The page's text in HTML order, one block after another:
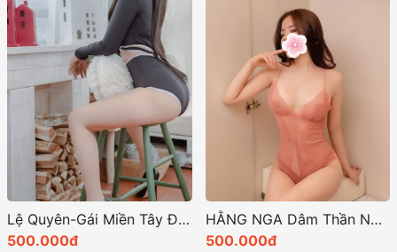
Lệ Quyên-Gái Miền Tây Đầy Nhiệt Huyết Trong Thế Giới Gái Gọi Chương Dương
500.000đ
HẰNG NGA Dâm Thần Nữ – Kỹ Năng Chuyên Nghiệp
500.000đ